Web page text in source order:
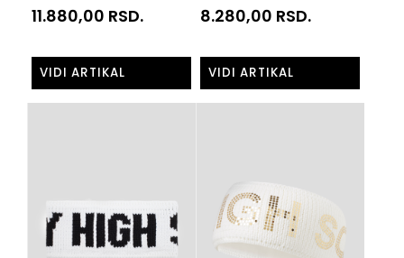
11.880,00 RSD.
VIDI ARTIKAL
8.280,00 RSD.
VIDI ARTIKAL